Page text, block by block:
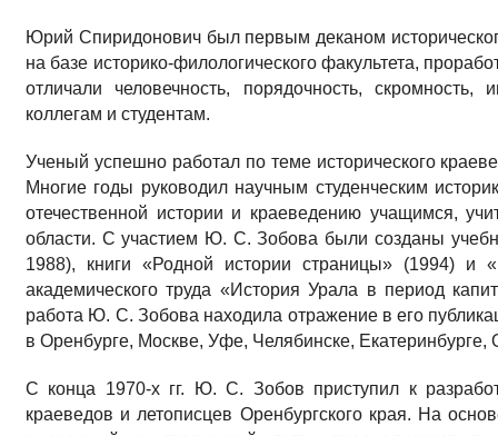
Юрий Спиридонович был первым деканом
на базе историко-филологического факультета,
отличали человечность, порядочность, скромность,
коллегам и студентам.
Ученый успешно работал по теме исторического
Многие годы руководил научным студенческим
отечественной истории и краеведению учащимся,
области. С участием Ю. С. Зобова были созданы
1988), книги «Родной истории страницы» (1994) и
академического труда «История Урала в период
работа Ю. С. Зобова находила отражение в его
в Оренбурге, Москве, Уфе, Челябинске, Екатеринбурге,
С конца 1970-х гг. Ю. С. Зобов приступил к
краеведов и летописцев Оренбургского края. На